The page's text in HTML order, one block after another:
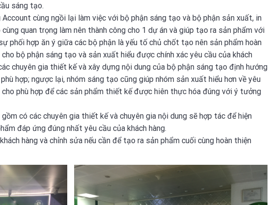
sáng tạo.
cùng ngồi lại làm việc với bộ phận sáng tạo và bộ phận sản xuất, in
quan trọng làm nên thành công cho 1 dự án và giúp tạo ra sản phẩm với
phối hợp ăn ý giữa các bộ phận là yếu tố chủ chốt tạo nên sản phẩm hoàn
bộ phận sáng tạo và sản xuất hiểu được chính xác yêu cầu của khách
chuyên gia thiết kế và xây dựng nội dung của bộ phận sáng tạo định hướng
hợp; ngược lại, nhóm sáng tạo cũng giúp nhóm sản xuất hiểu hơn về yêu
phù hợp để các sản phẩm thiết kế được hiên thực hóa đúng với ý tưởng
có các chuyên gia thiết kế và chuyên gia nội dung sẽ hợp tác để hiện
đáp ứng đúng nhất yêu cầu của khách hàng.
hàng và chỉnh sửa nếu cần để tạo ra sản phẩm cuối cùng hoàn thiện